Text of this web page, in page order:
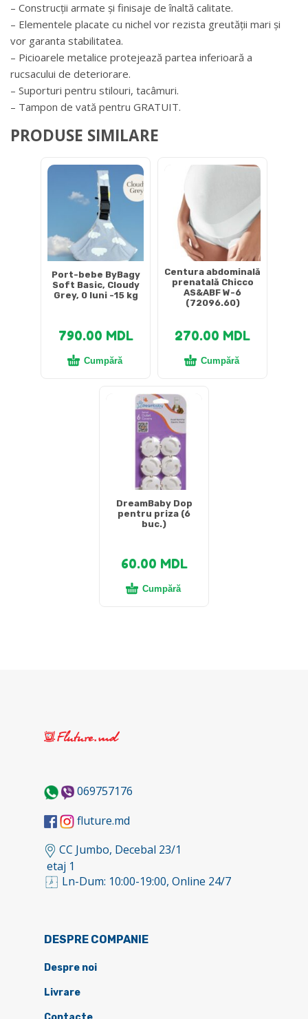
– Construcții armate și finisaje de înaltă calitate.
– Elementele placate cu nichel vor rezista greutății mari și
vor garanta stabilitatea.
– Picioarele metalice protejează partea inferioară a
rucsacului de deteriorare.
– Suporturi pentru stilouri, tacâmuri.
– Tampon de vată pentru GRATUIT.
PRODUSE SIMILARE
Port-bebe ByBagy
Soft Basic, Cloudy
Grey, 0 luni -15 kg
790.00 MDL
Cumpără
Centura abdominală
prenatală Chicco
AS&ABF W-6
(72096.60)
270.00 MDL
Cumpără
DreamBaby Dop
pentru priza (6
buc.)
60.00 MDL
Cumpără
069757176
fluture.md
CC Jumbo, Decebal 23/1
etaj 1
Ln-Dum: 10:00-19:00, Online 24/7
DESPRE COMPANIE
Despre noi
Livrare